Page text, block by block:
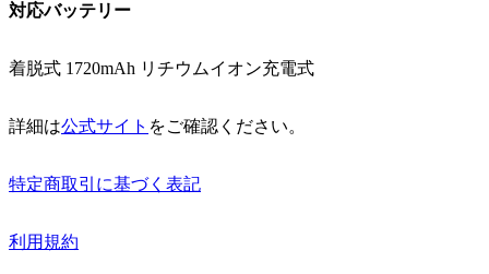
対応バッテリー
着脱式 1720mAh リチウムイオン充電式
詳細は公式サイト をご確認ください。
特定商取引に基づく表記
利用規約